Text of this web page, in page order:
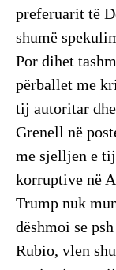
preferuarit të
shumë
Por dihet
përballet me
tij autoritar
Grenell në
me sjelljen e
korruptive në
Trump nuk
dëshmoi se
Rubio, vlen